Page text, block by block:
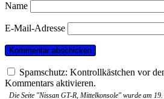
Name
E-Mail-Adresse
Spamschutz: Kontrollkästchen vor
Kommentars aktivieren.
Die Seite "Nissan GT-R, Mittelkonsole" wurde am